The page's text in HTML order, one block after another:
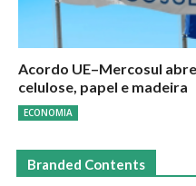
Acordo UE–Mercosul
celulose, papel e madeira
ECONOMIA
Branded Contents